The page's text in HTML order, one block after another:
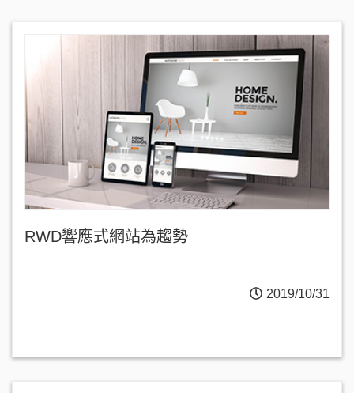
RWD響應式網站為趨勢
2019/10/31